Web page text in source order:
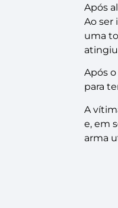
Após
Ao ser
uma
Após
para
A
e, em
arma